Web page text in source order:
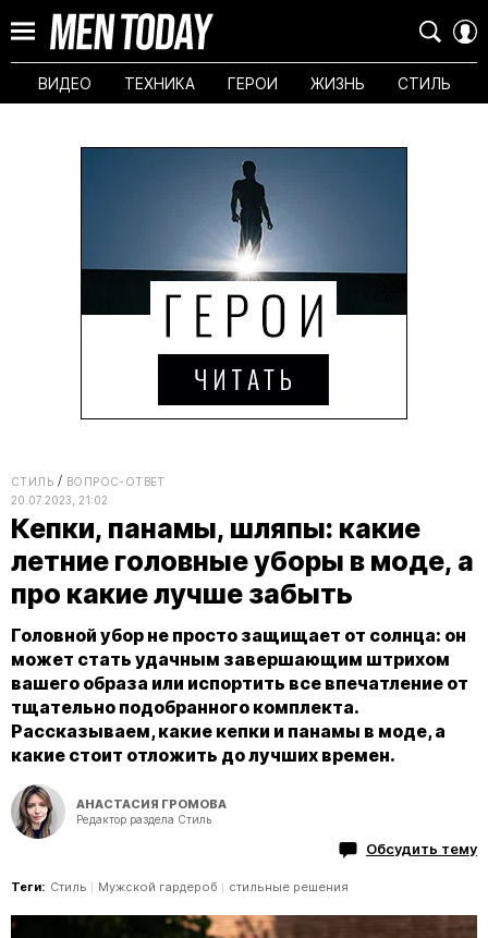
ВИДЕО ТЕХНИКА ГЕРОИ ЖИЗНЬ СТИЛЬ
СТИЛЬ
ВОПРОС-ОТВЕТ
20.07.2023, 21:02
Кепки, панамы, шляпы: какие
летние головные уборы в моде, а
про какие лучше забыть
Головной убор не просто защищает от солнца: он
может стать удачным завершающим штрихом
вашего образа или испортить все впечатление от
тщательно подобранного комплекта.
Рассказываем, какие кепки и панамы в моде, а
какие стоит отложить до лучших времен.
АНАСТАСИЯ ГРОМОВА
Редактор раздела Стиль
Обсудить тему
Теги: Стиль Мужской гардероб стильные решения